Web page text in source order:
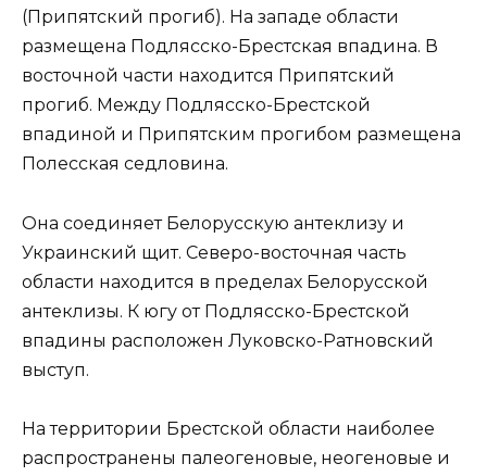
(Припятский прогиб). На западе области
размещена Подлясско-Брестская впадина. В
восточной части находится Припятский
прогиб. Между Подлясско-Брестской
впадиной и Припятским прогибом размещена
Полесская седловина.
Она соединяет Белорусскую антеклизу и
Украинский щит. Северо-восточная часть
области находится в пределах Белорусской
антеклизы. К югу от Подлясско-Брестской
впадины расположен Луковско-Ратновский
выступ.
На территории Брестской области наиболее
распространены палеогеновые, неогеновые и